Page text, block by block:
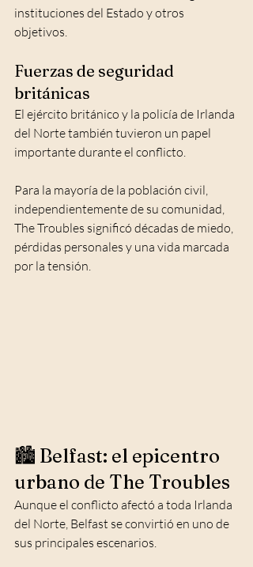
instituciones del Estado y otros
objetivos.
Fuerzas de seguridad
británicas
El ejército británico y la policía de Irlanda
del Norte también tuvieron un papel
importante durante el conflicto.
Para la mayoría de la población civil,
independientemente de su comunidad,
The Troubles significó décadas de miedo,
pérdidas personales y una vida marcada
por la tensión.
🏙️ Belfast: el epicentro
urbano de The Troubles
Aunque el conflicto afectó a toda Irlanda
del Norte, Belfast se convirtió en uno de
sus principales escenarios.